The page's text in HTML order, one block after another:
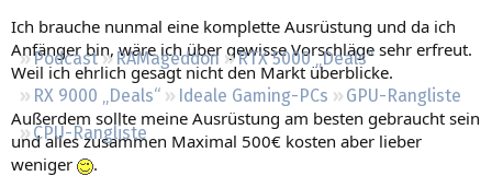
Podcast RAMageddon
RTX 5000 „Deals“
RX 9000 „Deals“
Ideale Gaming-PCs
GPU-Rangliste
CPU-Rangliste
Ich brauche nunmal eine komplette Ausrüstung und da ich
Anfänger bin, wäre ich über gewisse Vorschläge sehr erfreut.
Weil ich ehrlich gesagt nicht den Markt überblicke.
Außerdem sollte meine Ausrüstung am besten gebraucht sein
und alles zusammen Maximal 500€ kosten aber lieber
weniger
.